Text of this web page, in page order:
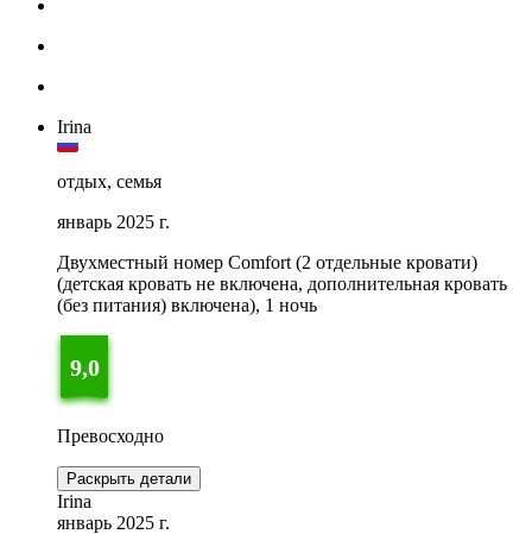
Irina
отдых, семья
январь 2025 г.
Двухместный номер Comfort (2 отдельные кровати)
(детская кровать не включена, дополнительная кровать
(без питания) включена), 1 ночь
9,0
Превосходно
Раскрыть детали
Irina
январь 2025 г.